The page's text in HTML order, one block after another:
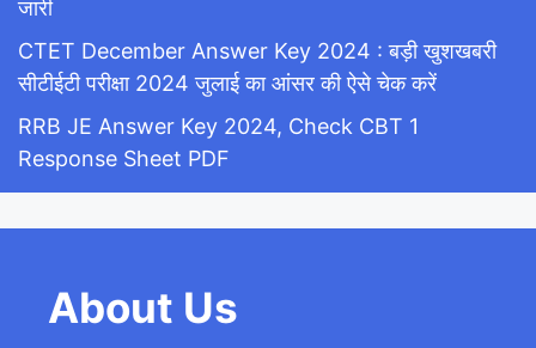
जारी
CTET December Answer Key 2024 : बड़ी खुशखबरी
सीटीईटी परीक्षा 2024 जुलाई का आंसर की ऐसे चेक करें
RRB JE Answer Key 2024, Check CBT 1
Response Sheet PDF
About Us